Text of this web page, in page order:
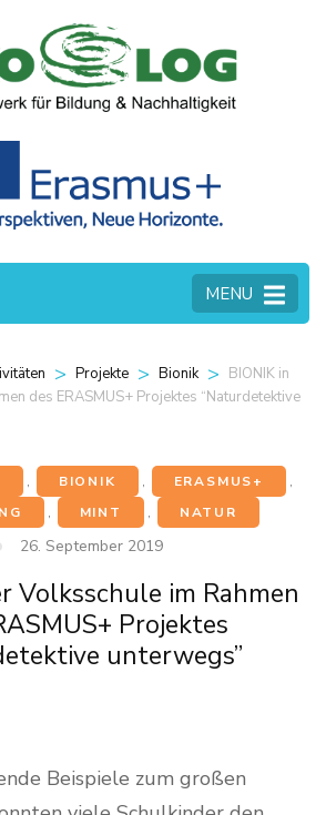
MENU
> Projekte > Bionik > BIONIK in
des ERASMUS+ Projektes “Naturdetektive
, BIONIK , ERASMUS+
,
, MINT , NATUR
26. September 2019
Volksschule im Rahmen
Projektes
unterwegs”
Beispiele zum großen